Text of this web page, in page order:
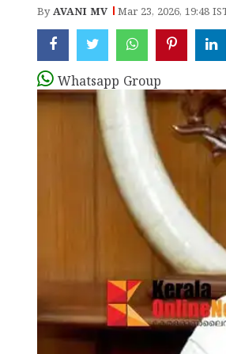
ByAVANI MV Mar 23, 2026, 19:48
Whatsapp Group